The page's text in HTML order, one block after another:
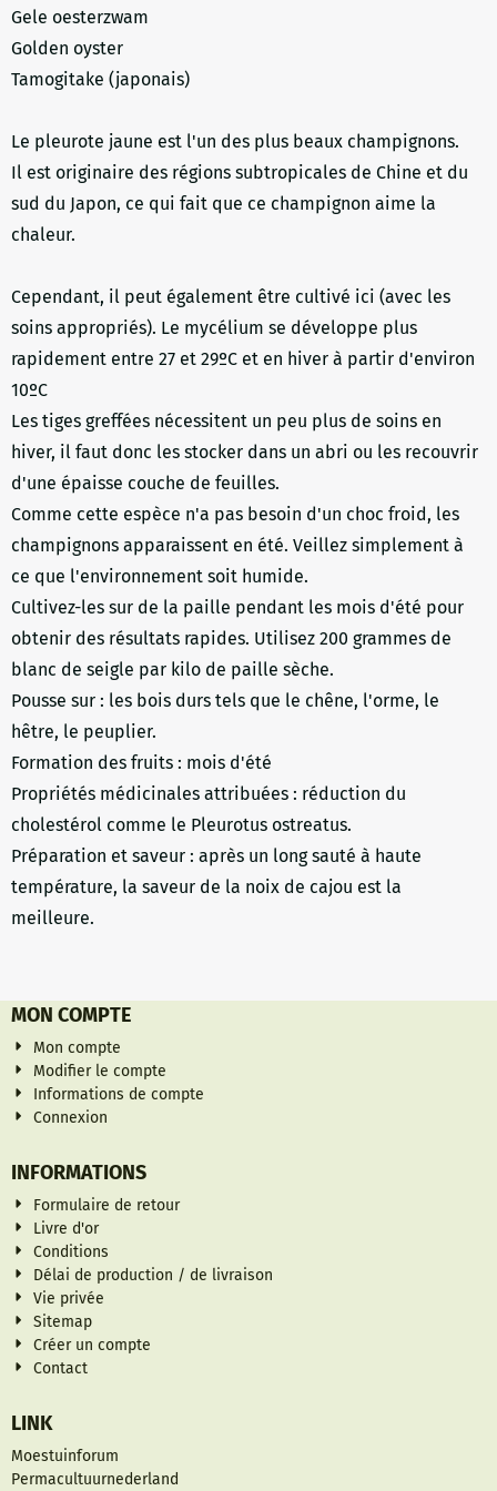
Gele oesterzwam
Golden oyster
Tamogitake (japonais)
Le pleurote jaune est l'un des plus beaux champignons.
Il est originaire des régions subtropicales de Chine et du
sud du Japon, ce qui fait que ce champignon aime la
chaleur.
Cependant, il peut également être cultivé ici (avec les
soins appropriés). Le mycélium se développe plus
rapidement entre 27 et 29ºC et en hiver à partir d'environ
10ºC
Les tiges greffées nécessitent un peu plus de soins en
hiver, il faut donc les stocker dans un abri ou les recouvrir
d'une épaisse couche de feuilles.
Comme cette espèce n'a pas besoin d'un choc froid, les
champignons apparaissent en été. Veillez simplement à
ce que l'environnement soit humide.
Cultivez-les sur de la paille pendant les mois d'été pour
obtenir des résultats rapides. Utilisez 200 grammes de
blanc de seigle par kilo de paille sèche.
Pousse sur : les bois durs tels que le chêne, l'orme, le
hêtre, le peuplier.
Formation des fruits : mois d'été
Propriétés médicinales attribuées : réduction du
cholestérol comme le Pleurotus ostreatus.
Préparation et saveur : après un long sauté à haute
température, la saveur de la noix de cajou est la
meilleure.
MON COMPTE
Mon compte
Modifier le compte
Informations de compte
Connexion
INFORMATIONS
Formulaire de retour
Livre d'or
Conditions
Délai de production / de livraison
Vie privée
Sitemap
Créer un compte
Contact
LINK
Moestuinforum
Permacultuurnederland